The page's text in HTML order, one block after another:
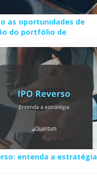
as oportunidades de
do portfólio de
entenda a estratégia